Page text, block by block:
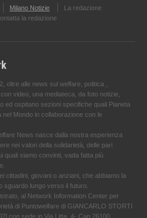
Milano Notizie
La redazione
la redazione
oltre alle news sul welfare, politica ,
video, una mediateca, da foto notizie,
ed ospitano sezioni specifiche quali Pianeta
nel Mondo in collaborazione con le
News nasce dalla nostra esperienza
nei valori della solidarietà, delle pari
quali siamo convinti, vada fatta più
cittadini, giovani o anziani, che abbiamo la
sguardo lungo verso il futuro.
al Network Information Center per
di Puntowelfare di GIANCARLO STORTI
con sede in Via Litta, 4- Cap 26100